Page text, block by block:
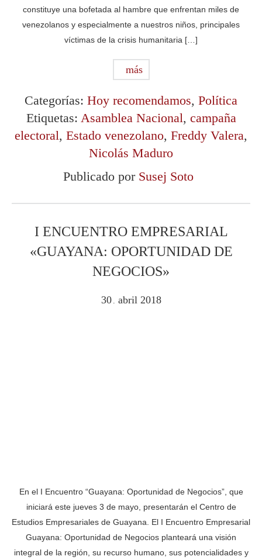
constituye una bofetada al hambre que enfrentan miles de
venezolanos y especialmente a nuestros niños, principales
víctimas de la crisis humanitaria […]
más
Categorías: Hoy recomendamos, Política
Etiquetas: Asamblea Nacional, campaña
electoral, Estado venezolano, Freddy Valera,
Nicolás Maduro
Publicado por Susej Soto
I ENCUENTRO EMPRESARIAL
«GUAYANA: OPORTUNIDAD DE
NEGOCIOS»
30 . abril 2018
En el I Encuentro “Guayana: Oportunidad de Negocios”, que
iniciará este jueves 3 de mayo, presentarán el Centro de
Estudios Empresariales de Guayana. El I Encuentro Empresarial
Guayana: Oportunidad de Negocios planteará una visión
integral de la región, su recurso humano, sus potencialidades y